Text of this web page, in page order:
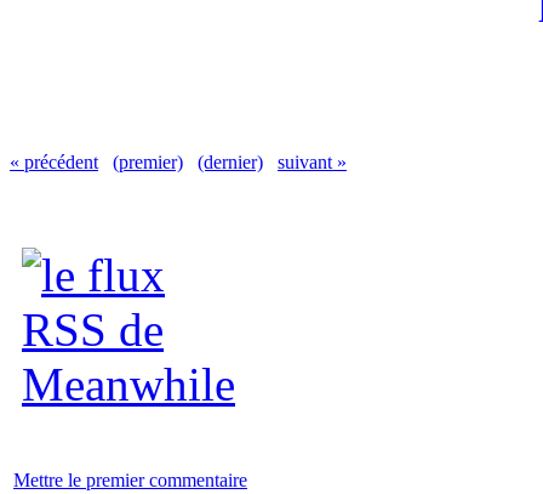
« précédent (premier) (dernier) suivant »
Mettre le premier commentaire